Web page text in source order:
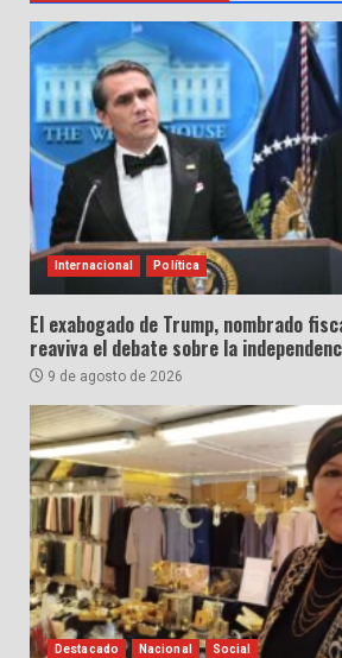
Internacional Política
El exabogado de Trump, nombrado
reaviva el debate sobre la
9 de agosto de 2026
Destacado Nacional Social